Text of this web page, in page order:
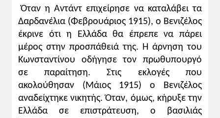
Α', σ. 81-82.
2. Η πρώτη προκήρυξη της Επαναστατικής
Κυβέρνησης
Η πρώτη προκήρυξη της Επαναστατικής
Κυβέρνησης που σχημάτισε ο Ελευθέριος
Βενιζέλος δημοσιεύθηκε στο υπ' αριθμό 1
φύλλο της Εφημερίδας της Προσωρινής
Κυβερνήσεως που εκδόθηκε στα Χανιά 15
Σεπτεμβρίου 1916 με το παρακάτω
Όταν η Αντάντ επιχείρησε να καταλάβει τα
Δαρδανέλια (Φεβρουάριος 1915), ο Βενιζέλος
έκρινε ότι η Ελλάδα θα έπρεπε να πάρει
μέρος στην προσπάθειά της. Η άρνηση του
Κωνσταντίνου οδήγησε τον πρωθυπουργό
σε παραίτηση. Στις εκλογές που
ακολούθησαν (Μάιος 1915) ο Βενιζέλος
αναδείχτηκε νικητής. Όταν, όμως, κήρυξε την
Ελλάδα σε επιστράτευση, ο βασιλιάς